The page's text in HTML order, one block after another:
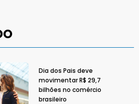
Dia dos Pais deve
movimentar R$ 29,7
bilhões no comércio
brasileiro